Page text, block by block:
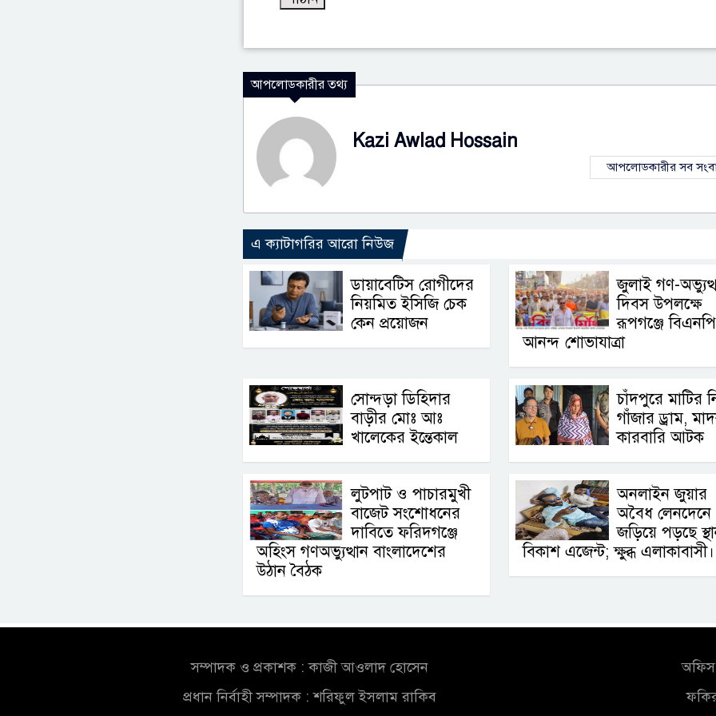
আপলোডকারীর তথ্য
Kazi Awlad Hossain
আপলোডকারীর সব
এ ক্যাটাগরির আরো নিউজ
ডায়াবেটিস রোগীদের
নিয়মিত ইসিজি চেক
কেন প্রয়োজন
জুলাই গণ-
দিবস উপলক্ষে
রূপগঞ্জে
আনন্দ শোভাযাত্রা
সোন্দড়া ডিহিদার
বাড়ীর মোঃ আঃ
খালেকের ইন্তেকাল
চাঁদপুরে মাটির
গাঁজার ড্রাম,
কারবারি আটক
লুটপাট ও পাচারমুখী
বাজেট সংশোধনের
দাবিতে ফরিদগঞ্জে
অহিংস গণঅভ্যুত্থান বাংলাদেশের
উঠান বৈঠক
অনলাইন জুয়ার
অবৈধ লেনদেনে
জড়িয়ে পড়ছে
বিকাশ এজেন্ট; ক্ষুব্ধ
সম্পাদক ও প্রকাশক : কাজী আওলাদ হোসেন
প্রধান নির্বাহী সম্পাদক : শরিফুল ইসলাম রাকিব